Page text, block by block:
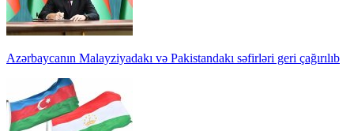
Azərbaycanın Malayziyadakı və Pakistandakı səfirləri geri çağırılıb